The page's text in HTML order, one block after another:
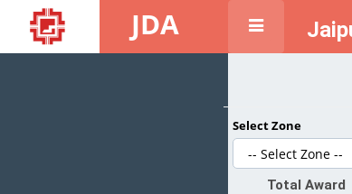
JDA
Select Zone
Total Award